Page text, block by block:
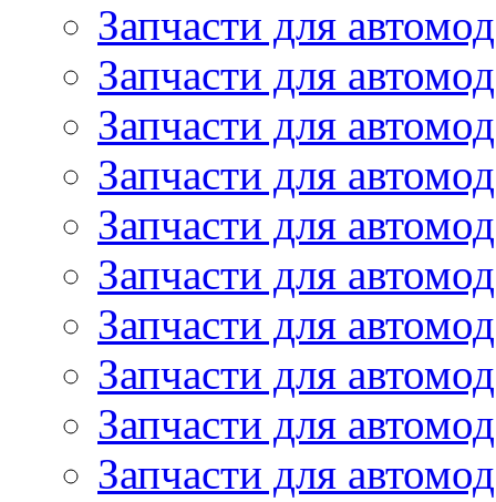
Запчасти для
Запчасти для
Запчасти для
Запчасти для
Запчасти для
Запчасти для
Запчасти для
Запчасти для
Запчасти для
Запчасти для